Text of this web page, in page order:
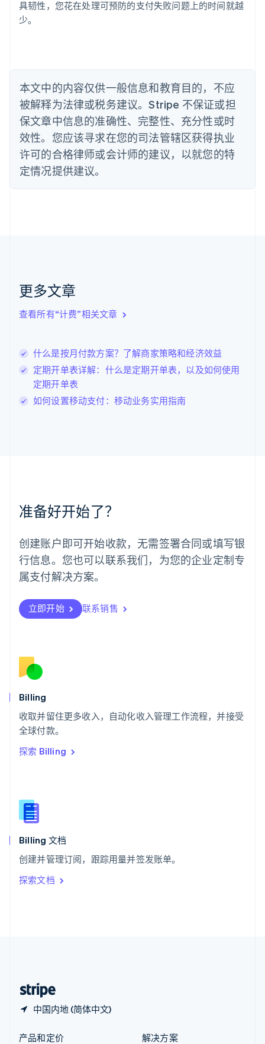
具韧性，您花在处理可预防的支付失败问题上的时间就越
少。
本文中的内容仅供一般信息和教育目的，不应
被解释为法律或税务建议。Stripe 不保证或担
保文章中信息的准确性、完整性、充分性或时
效性。您应该寻求在您的司法管辖区获得执业
许可的合格律师或会计师的建议，以就您的特
定情况提供建议。
更多文章
查看所有“计费”相关文章
什么是按月付款方案？了解商家策略和经济效益
定期开单表详解：什么是定期开单表，以及如何使用
定期开单表
如何设置移动支付：移动业务实用指南
准备好开始了？
创建账户即可开始收款，无需签署合同或填写银
行信息。您也可以联系我们，为您的企业定制专
属支付解决方案。
立即开始 联系销售
Billing
收取并留住更多收入，自动化收入管理工作流程，并接受
全球付款。
探索 Billing
Billing 文档
创建并管理订阅，跟踪用量并签发账单。
探索文档
中国内地 (简体中文)
巴西
English
丹麦
English
德国
DeutschEnglish
法国
FrançaisEnglish
芬兰
EnglishSvenska
English Italiano
拉脱维亚
立陶宛
DeutschEnglish
卢森堡
Français Deutsch English
罗马尼亚
English
挪威
葡萄牙
Português English
日本
日本語English
瑞典
瑞士
DeutschFrançais
English
斯洛文尼亚
泰国
ไทยEnglish
希腊
English
西班牙
新西兰
English
匈牙利
English
ItalianoEnglish
印度
English
产品和定价
解决方案